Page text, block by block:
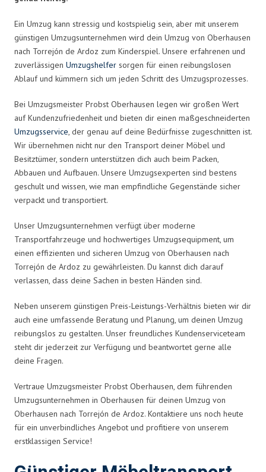
Ein Umzug kann stressig und kostspielig sein, aber mit unserem
günstigen Umzugsunternehmen wird dein Umzug von Oberhausen
nach Torrejón de Ardoz zum Kinderspiel. Unsere erfahrenen und
zuverlässigen Umzugshelfer sorgen für einen reibungslosen
Ablauf und kümmern sich um jeden Schritt des Umzugsprozesses.
Bei Umzugsmeister Probst Oberhausen legen wir großen Wert
auf Kundenzufriedenheit und bieten dir einen maßgeschneiderten
Umzugsservice, der genau auf deine Bedürfnisse zugeschnitten ist.
Wir übernehmen nicht nur den Transport deiner Möbel und
Besitztümer, sondern unterstützen dich auch beim Packen,
Abbauen und Aufbauen. Unsere Umzugsexperten sind bestens
geschult und wissen, wie man empfindliche Gegenstände sicher
verpackt und transportiert.
Unser Umzugsunternehmen verfügt über moderne
Transportfahrzeuge und hochwertiges Umzugsequipment, um
einen effizienten und sicheren Umzug von Oberhausen nach
Torrejón de Ardoz zu gewährleisten. Du kannst dich darauf
verlassen, dass deine Sachen in besten Händen sind.
Neben unserem günstigen Preis-Leistungs-Verhältnis bieten wir dir
auch eine umfassende Beratung und Planung, um deinen Umzug
reibungslos zu gestalten. Unser freundliches Kundenserviceteam
steht dir jederzeit zur Verfügung und beantwortet gerne alle
deine Fragen.
Vertraue Umzugsmeister Probst Oberhausen, dem führenden
Umzugsunternehmen in Oberhausen für deinen Umzug von
Oberhausen nach Torrejón de Ardoz. Kontaktiere uns noch heute
für ein unverbindliches Angebot und profitiere von unserem
erstklassigen Service!